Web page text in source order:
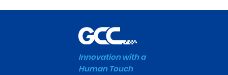
Innovation with a
Human Touch